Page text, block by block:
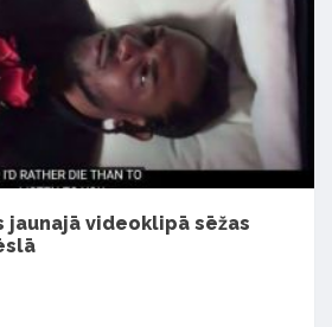
jaunajā videoklipā sēžas